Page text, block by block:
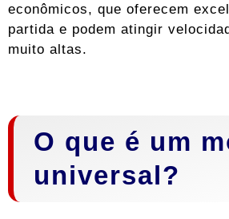
econômicos, que oferecem
partida e podem atingir
muito altas.
O que é um
universal?